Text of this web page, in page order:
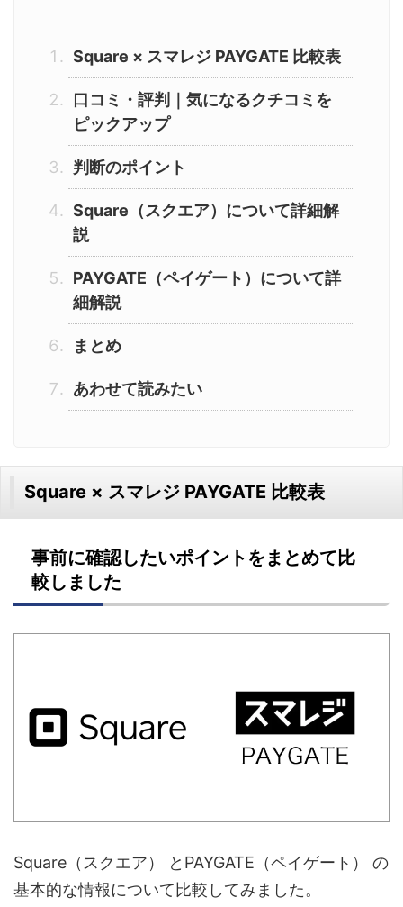
Square × スマレジ PAYGATE 比較表
口コミ・評判｜気になるクチコミを
ピックアップ
判断のポイント
Square（スクエア）について詳細解
説
PAYGATE（ペイゲート）について詳
細解説
まとめ
あわせて読みたい
Square × スマレジ PAYGATE 比較表
事前に確認したいポイントをまとめて比
較しました
Square（スクエア） とPAYGATE（ペイゲート） の
基本的な情報について比較してみました。